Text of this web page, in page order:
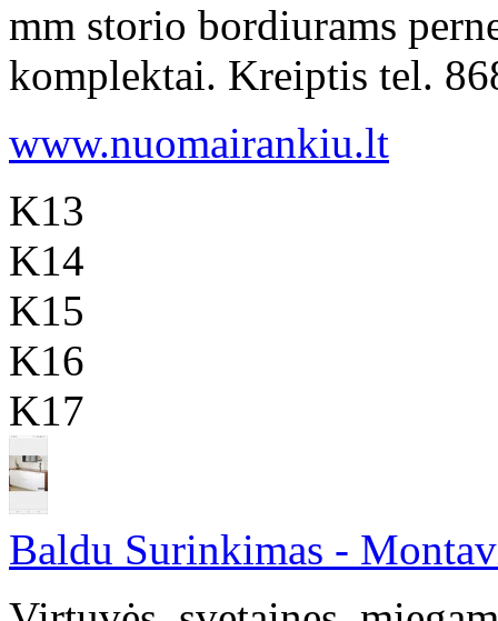
mm storio bordiurams
komplektai. Kreiptis tel.
www.nuomairankiu.lt
K13
K14
K15
K16
K17
Baldu Surinkimas -